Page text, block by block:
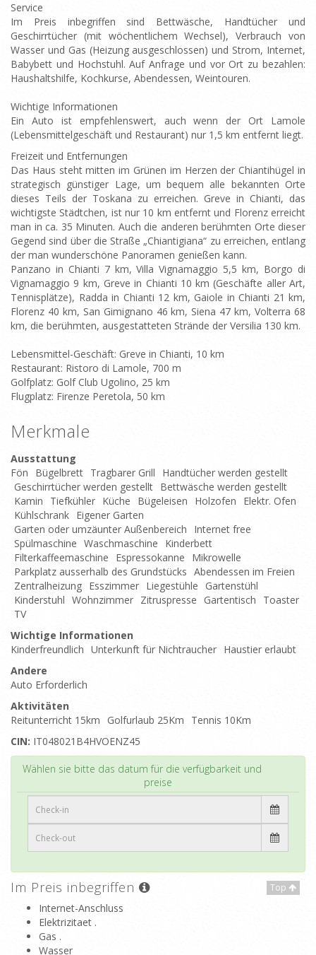
Service
Im Preis inbegriffen sind Bettwäsche, Handtücher und
Geschirrtücher (mit wöchentlichem Wechsel), Verbrauch von
Wasser und Gas (Heizung ausgeschlossen) und Strom, Internet,
Babybett und Hochstuhl. Auf Anfrage und vor Ort zu bezahlen:
Haushaltshilfe, Kochkurse, Abendessen, Weintouren.
Wichtige Informationen
Ein Auto ist empfehlenswert, auch wenn der Ort Lamole
(Lebensmittelgeschäft und Restaurant) nur 1,5 km entfernt liegt.
Freizeit und Entfernungen
Das Haus steht mitten im Grünen im Herzen der Chiantihügel in
strategisch günstiger Lage, um bequem alle bekannten Orte
dieses Teils der Toskana zu erreichen. Greve in Chianti, das
wichtigste Städtchen, ist nur 10 km entfernt und Florenz erreicht
man in ca. 35 Minuten. Auch die anderen berühmten Orte dieser
Gegend sind über die Straße „Chiantigiana“ zu erreichen, entlang
der man wunderschöne Panoramen genießen kann.
Panzano in Chianti 7 km, Villa Vignamaggio 5,5 km, Borgo di
Vignamaggio 9 km, Greve in Chianti 10 km (Geschäfte aller Art,
Tennisplätze), Radda in Chianti 12 km, Gaiole in Chianti 21 km,
Florenz 40 km, San Gimignano 46 km, Siena 47 km, Volterra 68
km, die berühmten, ausgestatteten Strände der Versilia 130 km.
Lebensmittel-Geschäft: Greve in Chianti, 10 km
Restaurant: Ristoro di Lamole, 700 m
Golfplatz: Golf Club Ugolino, 25 km
Flugplatz: Firenze Peretola, 50 km
Merkmale
Ausstattung
Fön
Bügelbrett Tragbarer Grill
Handtücher werden gestellt
Geschirrtücher werden gestellt Bettwäsche werden gestellt
Kamin
Tiefkühler Küche Bügeleisen Holzofen
Elektr. Ofen
Kühlschrank Eigener Garten
Garten oder umzäunter Außenbereich
Internet free
Spülmaschine Waschmaschine
Kinderbett
Filterkaffeemaschine
Espressokanne
Mikrowelle
Parkplatz ausserhalb des Grundstücks Abendessen im Freien
Zentralheizung Esszimmer Liegestühle
Gartenstühl
Kinderstuhl Wohnzimmer Zitruspresse Gartentisch
Toaster
TV
Wichtige Informationen
Kinderfreundlich Unterkunft für Nichtraucher Haustier erlaubt
Andere
Auto Erforderlich
Aktivitäten
Reitunterricht 15km
Golfurlaub 25Km
Tennis 10Km
CIN: IT048021B4HVOENZ45
Wählen sie bitte das datum für die verfügbarkeit und
preise
Top
Im Preis inbegriffen
Internet-Anschluss
Elektrizitaet .
Gas .
Wasser